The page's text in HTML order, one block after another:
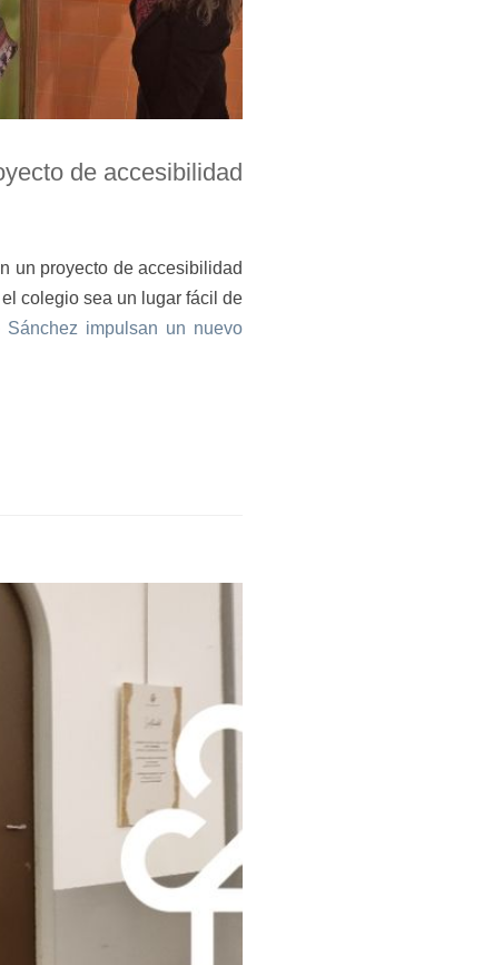
de accesibilidad
un proyecto de accesibilidad
colegio sea un lugar fácil de
impulsan un nuevo